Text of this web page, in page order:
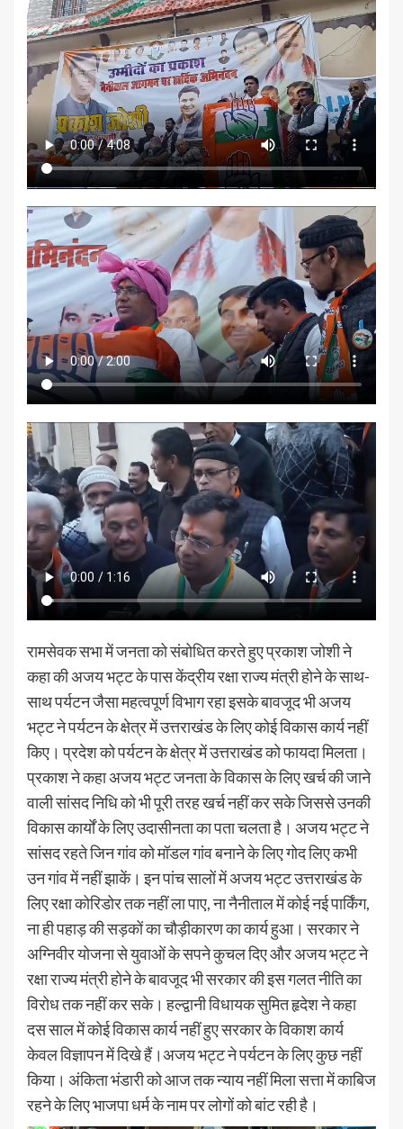
रामसेवक सभा में जनता को संबोधित करते हुए प्रकाश जोशी ने
कहा की अजय भट्ट के पास केंद्रीय रक्षा राज्य मंत्री होने के साथ-
साथ पर्यटन जैसा महत्वपूर्ण विभाग रहा इसके बावजूद भी अजय
भट्ट ने पर्यटन के क्षेत्र में उत्तराखंड के लिए कोई विकास कार्य नहीं
किए। प्रदेश को पर्यटन के क्षेत्र में उत्तराखंड को फायदा मिलता।
प्रकाश ने कहा अजय भट्ट जनता के विकास के लिए खर्च की जाने
वाली सांसद निधि को भी पूरी तरह खर्च नहीं कर सके जिससे उनकी
विकास कार्यों के लिए उदासीनता का पता चलता है। अजय भट्ट ने
सांसद रहते जिन गांव को मॉडल गांव बनाने के लिए गोद लिए कभी
उन गांव में नहीं झाकें। इन पांच सालों में अजय भट्ट उत्तराखंड के
लिए रक्षा कोरिडोर तक नहीं ला पाए, ना नैनीताल में कोई नई पार्किंग,
ना ही पहाड़ की सड़कों का चौड़ीकारण का कार्य हुआ। सरकार ने
अग्निवीर योजना से युवाओं के सपने कुचल दिए और अजय भट्ट ने
रक्षा राज्य मंत्री होने के बावजूद भी सरकार की इस गलत नीति का
विरोध तक नहीं कर सके। हल्द्वानी विधायक सुमित हृदेश ने कहा
दस साल में कोई विकास कार्य नहीं हुए सरकार के विकाश कार्य
केवल विज्ञापन में दिखे हैं।अजय भट्ट ने पर्यटन के लिए कुछ नहीं
किया। अंकिता भंडारी को आज तक न्याय नहीं मिला सत्ता में काबिज
रहने के लिए भाजपा धर्म के नाम पर लोगों को बांट रही है।